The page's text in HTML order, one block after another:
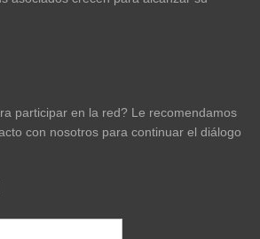
participar en la red? Le recomendamos
con nosotros para continuar el diálogo